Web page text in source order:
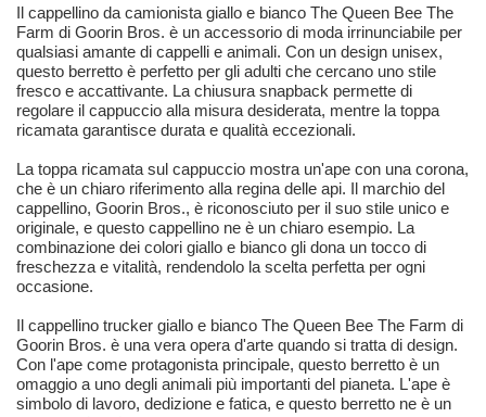
Il cappellino da camionista giallo e bianco The Queen Bee The
Farm di Goorin Bros. è un accessorio di moda irrinunciabile per
qualsiasi amante di cappelli e animali. Con un design unisex,
questo berretto è perfetto per gli adulti che cercano uno stile
fresco e accattivante. La chiusura snapback permette di
regolare il cappuccio alla misura desiderata, mentre la toppa
ricamata garantisce durata e qualità eccezionali.
La toppa ricamata sul cappuccio mostra un'ape con una corona,
che è un chiaro riferimento alla regina delle api. Il marchio del
cappellino, Goorin Bros., è riconosciuto per il suo stile unico e
originale, e questo cappellino ne è un chiaro esempio. La
combinazione dei colori giallo e bianco gli dona un tocco di
freschezza e vitalità, rendendolo la scelta perfetta per ogni
occasione.
Il cappellino trucker giallo e bianco The Queen Bee The Farm di
Goorin Bros. è una vera opera d'arte quando si tratta di design.
Con l'ape come protagonista principale, questo berretto è un
omaggio a uno degli animali più importanti del pianeta. L'ape è
simbolo di lavoro, dedizione e fatica, e questo berretto ne è un